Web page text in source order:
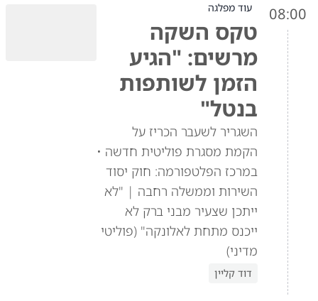
08:00 עוד מפלגה
טקס השקה
מרשים: "הגיע
הזמן לשותפות
בנטל"
השגריר לשעבר הכריז על
הקמת מסגרת פוליטית חדשה •
במרכז הפלטפורמה: חוק יסוד
השירות וממשלה רחבה | "לא
ייתכן שצעיר מבני ברק לא
ייכנס מתחת לאלונקה" (פוליטי
מדיני)
דוד קליין